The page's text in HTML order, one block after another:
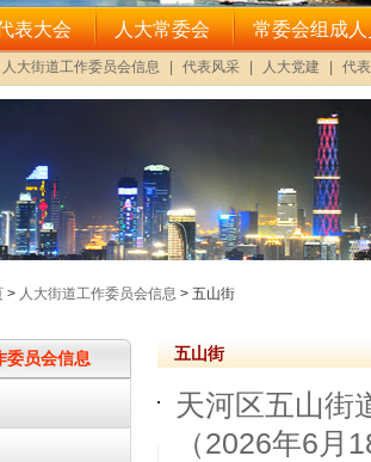
> 人大街道工作委员会信息 > 五山街
委员会信息 五山街
天河区五山街
（2026年6月